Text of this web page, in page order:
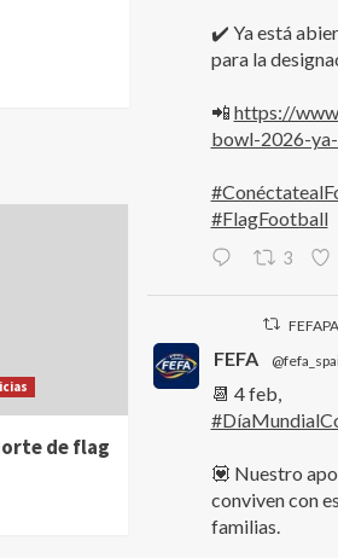
de flag
✔️ Ya está
para la
📲 https://
bowl-2026-
#FlagFootball
3
FEFA
📆 4 feb,
💟 Nuestro
conviven con
familias.